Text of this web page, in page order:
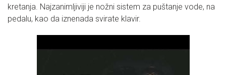
kretanja. Najzanimljiviji je nožni sistem za puštanje vode, na
pedalu, kao da iznenada svirate klavir.